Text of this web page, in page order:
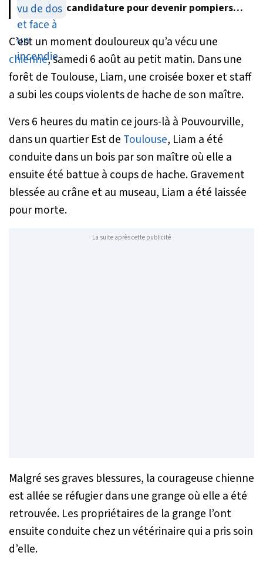
candidature pour devenir pompiers
C’est un moment douloureux qu’a vécu une
chienne, samedi 6 août au petit matin. Dans une
forêt de Toulouse, Liam, une croisée boxer et staff
a subi les coups violents de hache de son maître.
Vers 6 heures du matin ce jours-là à Pouvourville,
dans un quartier Est de Toulouse, Liam a été
conduite dans un bois par son maître où elle a
ensuite été battue à coups de hache. Gravement
blessée au crâne et au museau, Liam a été laissée
pour morte.
La suite après cette publicité
Malgré ses graves blessures, la courageuse chienne
est allée se réfugier dans une grange où elle a été
retrouvée. Les propriétaires de la grange l’ont
ensuite conduite chez un vétérinaire qui a pris soin
d’elle.